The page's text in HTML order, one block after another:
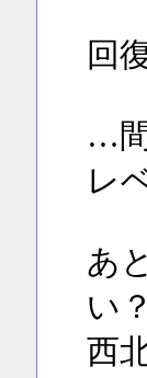
回
…
レ
あ
い？
西